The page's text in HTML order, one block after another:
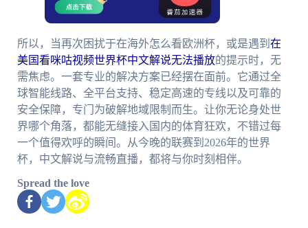
所以，当再次困扰于在海外怎么看欧洲杯，或是遇到 在
美国看咪咕视频世界杯中文解说无法播放的提示时，无
需焦虑。一套专业的解决方案已经摆在面前。它通过全
球智能线路、全平台支持、稳定高速的专线以及可靠的
安全保障，专门为破解地域限制而生。让你无论身处世
界哪个角落，都能无缝接入国内的体育狂欢，不错过每
一个值得欢呼的瞬间。从今晚的联赛到2026年的世界
杯，中文解说与流畅直播，都将与你时刻相伴。
Spread the love